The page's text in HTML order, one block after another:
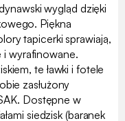
wygląd dzięki
Piękna
tapicerki sprawiają,
i wyrafinowane.
te ławki i fotele
zasłużony
Dostępne w
siedzisk (baranek